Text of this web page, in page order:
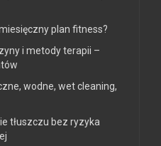
plan fitness?
i metody terapii –
wodne, wet cleaning,
tłuszczu bez ryzyka